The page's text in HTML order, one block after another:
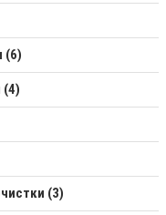
(6)
(3)